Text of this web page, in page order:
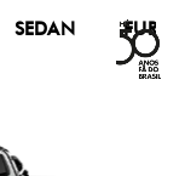
SEDAN